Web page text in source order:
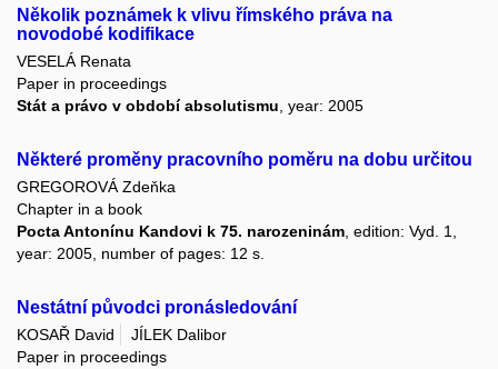
Několik poznámek k vlivu římského práva na
novodobé kodifikace
VESELÁ Renata
Paper in proceedings
Stát a právo v období absolutismu , year: 2005
Některé proměny pracovního poměru na dobu určitou
GREGOROVÁ Zdeňka
Chapter in a book
Pocta Antonínu Kandovi k 75. narozeninám , edition: Vyd. 1,
year: 2005, number of pages: 12 s.
Nestátní původci pronásledování
KOSAŘ David
JÍLEK Dalibor
Paper in proceedings